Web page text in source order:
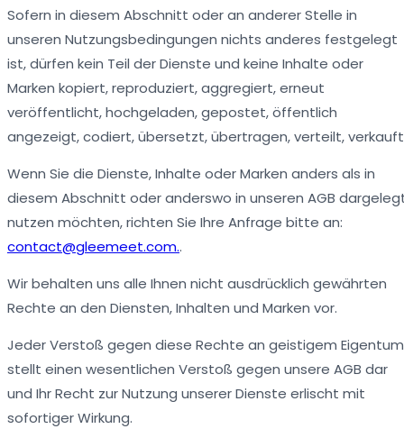
Sofern in diesem Abschnitt oder an anderer Stelle in
unseren Nutzungsbedingungen nichts anderes festgelegt
ist, dürfen kein Teil der Dienste und keine Inhalte oder
Marken kopiert, reproduziert, aggregiert, erneut
veröffentlicht, hochgeladen, gepostet, öffentlich
angezeigt, codiert, übersetzt, übertragen, verteilt,
Wenn Sie die Dienste, Inhalte oder Marken anders als in
diesem Abschnitt oder anderswo in unseren AGB
nutzen möchten, richten Sie Ihre Anfrage bitte an:
contact@gleemeet.com..
Wir behalten uns alle Ihnen nicht ausdrücklich gewährten
Rechte an den Diensten, Inhalten und Marken vor.
Jeder Verstoß gegen diese Rechte an geistigem Eigentum
stellt einen wesentlichen Verstoß gegen unsere AGB dar
und Ihr Recht zur Nutzung unserer Dienste erlischt mit
sofortiger Wirkung.